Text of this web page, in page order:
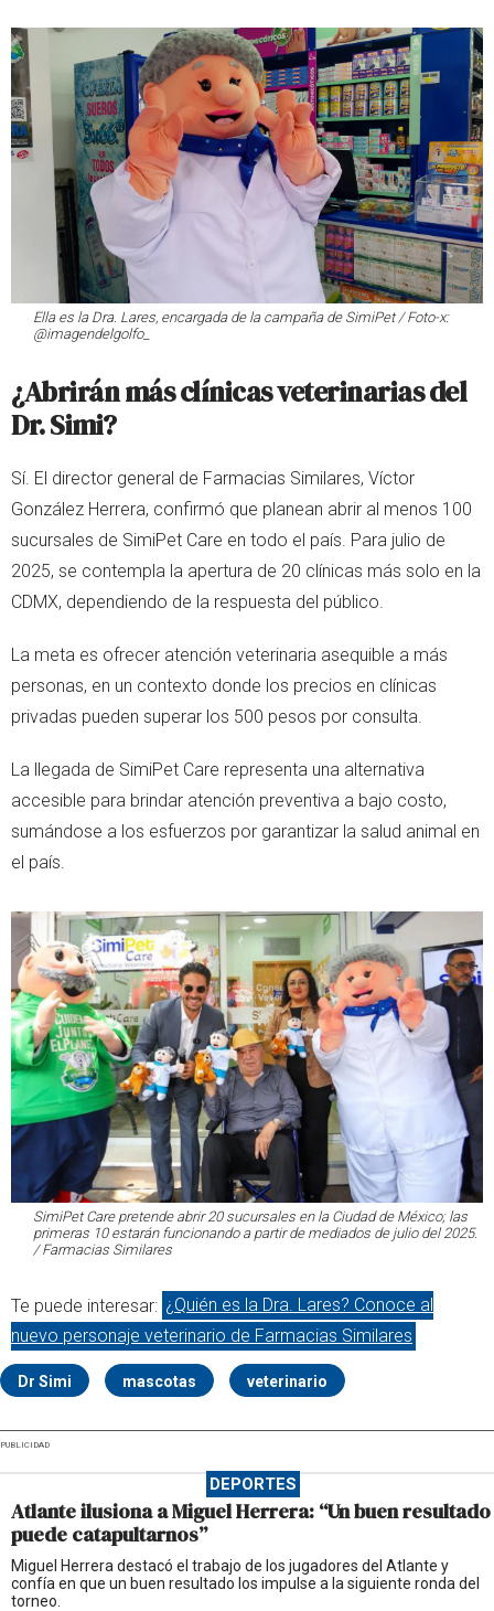
Ella es la Dra. Lares, encargada de la campaña de SimiPet / Foto-x:
@imagendelgolfo_
¿Abrirán más clínicas veterinarias del
Dr. Simi?
Sí. El director general de Farmacias Similares, Víctor
González Herrera, confirmó que planean abrir al menos 100
sucursales de SimiPet Care en todo el país. Para julio de
2025, se contempla la apertura de 20 clínicas más solo en la
CDMX, dependiendo de la respuesta del público.
La meta es ofrecer atención veterinaria asequible a más
personas, en un contexto donde los precios en clínicas
privadas pueden superar los 500 pesos por consulta.
La llegada de SimiPet Care representa una alternativa
accesible para brindar atención preventiva a bajo costo,
sumándose a los esfuerzos por garantizar la salud animal en
el país.
SimiPet Care pretende abrir 20 sucursales en la Ciudad de México; las
primeras 10 estarán funcionando a partir de mediados de julio del 2025.
/ Farmacias Similares
Te puede interesar: ¿Quién es la Dra. Lares? Conoce al
nuevo personaje veterinario de Farmacias Similares
Dr Simi mascotas veterinario
PUBLICIDAD
DEPORTES
Atlante ilusiona a Miguel Herrera: “Un buen resultado
puede catapultarnos”
Miguel Herrera destacó el trabajo de los jugadores del Atlante y
confía en que un buen resultado los impulse a la siguiente ronda del
torneo.